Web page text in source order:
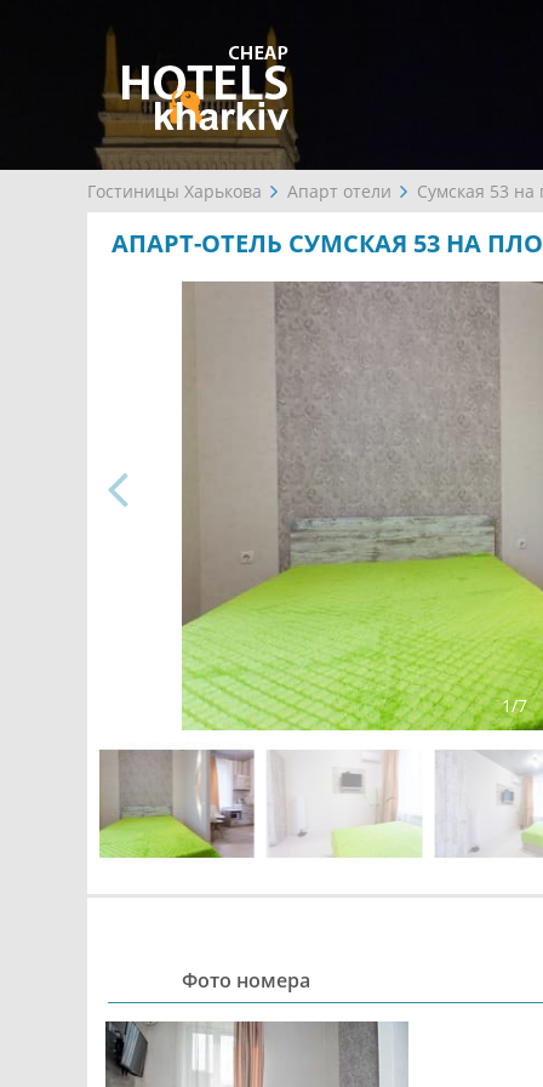
Гостиницы Харькова Апарт отели Сумская 53
АПАРТ-ОТЕЛЬ СУМСКАЯ 53 НА
1/7
Фото номера